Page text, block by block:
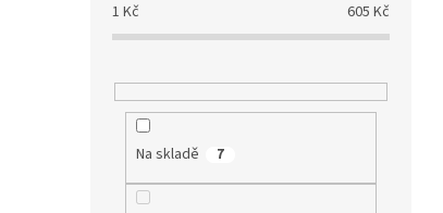
1 Kč 605 Kč
Na skladě 7